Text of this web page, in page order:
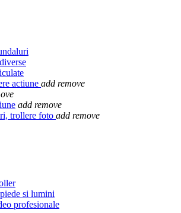
actiune add remove
add remove
trollere foto add remove
si lumini
profesionale